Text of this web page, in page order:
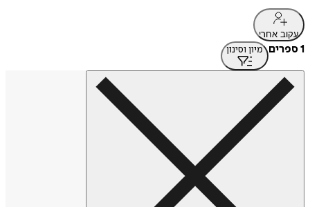
עקוב אחרי
1 ספרים מיון וסינון